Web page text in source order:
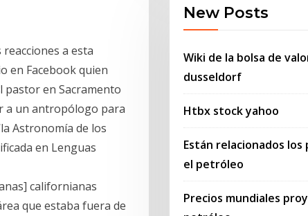
a esta
en Facebook quien
pastor en Sacramento
a un antropólogo para
Astronomía de los
en Lenguas
californianas
que estaba fuera de
New Posts
Wiki de la bolsa de
dusseldorf
Htbx stock yahoo
Están relacionados
el petróleo
Precios mundiales